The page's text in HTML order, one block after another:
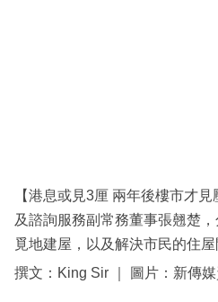
區
【港息或見3厘 兩年後樓市才
及諮詢服務副常務董事張翹楚
覓地建屋，以及解決市民的住屋
撰文：King Sir ｜ 圖片：新傳